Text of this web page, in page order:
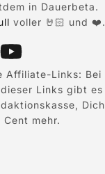
in Dauerbeta.
voller 🤘🏻 und ❤️.
Affiliate-Links: Bei
Links gibt es
Dich
mehr.